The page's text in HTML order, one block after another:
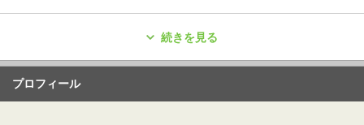
続きを見る
プロフィール